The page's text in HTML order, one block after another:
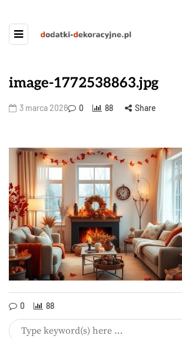
image-1772538863.jpg
3 marca 2026 0 88 Share
0 88